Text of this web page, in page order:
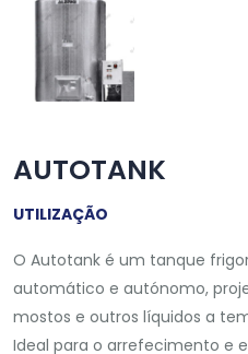
AUTOTANK
UTILIZAÇÃO
O Autotank é um tanque
automático e autónomo,
mostos e outros líquidos a
Ideal para o arrefecimento e